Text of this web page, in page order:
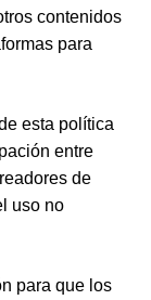
contenidos
para
esta política
entre
de
uso no
para que los